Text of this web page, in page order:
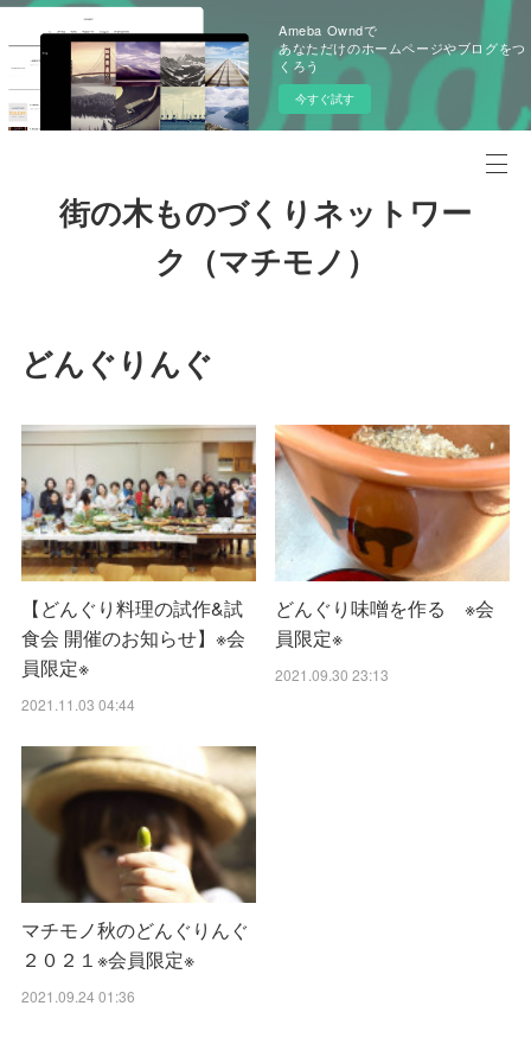
Ameba Owndで
あなただけのホームページやブログをつ
くろう
今すぐ試す
街の木ものづくりネットワー
ク（マチモノ）
どんぐりんぐ
【どんぐり料理の試作&試
食会 開催のお知らせ】※会
員限定※
2021.11.03 04:44
どんぐり味噌を作る ※会
員限定※
2021.09.30 23:13
マチモノ秋のどんぐりんぐ
２０２１※会員限定※
2021.09.24 01:36